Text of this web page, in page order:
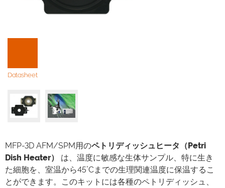
Datasheet
MFP-3D AFM/SPM用のペトリディッシュヒータ（Petri
Dish Heater）
は、温度に敏感な生体サンプル、特に生き
た細胞を、室温から45˚Cまでの生理関連温度に保温するこ
とができます。このキットには各種のペトリディッシュ、